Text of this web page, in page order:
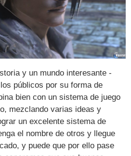
y un mundo interesante -
públicos por su forma de
bien con un sistema de juego
mezclando varias ideas y
un excelente sistema de
el nombre de otros y llegue
y puede que por ello pase